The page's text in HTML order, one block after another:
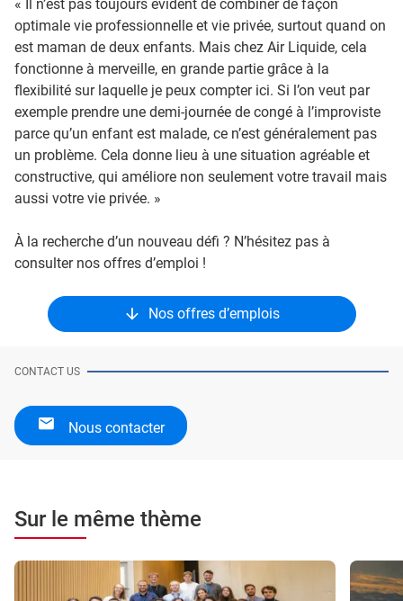
« Il n’est pas toujours évident de combiner de façon
optimale vie professionnelle et vie privée, surtout quand on
est maman de deux enfants. Mais chez Air Liquide, cela
fonctionne à merveille, en grande partie grâce à la
flexibilité sur laquelle je peux compter ici. Si l’on veut par
exemple prendre une demi-journée de congé à l’improviste
parce qu’un enfant est malade, ce n’est généralement pas
un problème. Cela donne lieu à une situation agréable et
constructive, qui améliore non seulement votre travail mais
aussi votre vie privée. »
À la recherche d’un nouveau défi ? N’hésitez pas à
consulter nos offres d’emploi !
Nos offres d’emplois
CONTACT US
Nous contacter
Sur le même thème